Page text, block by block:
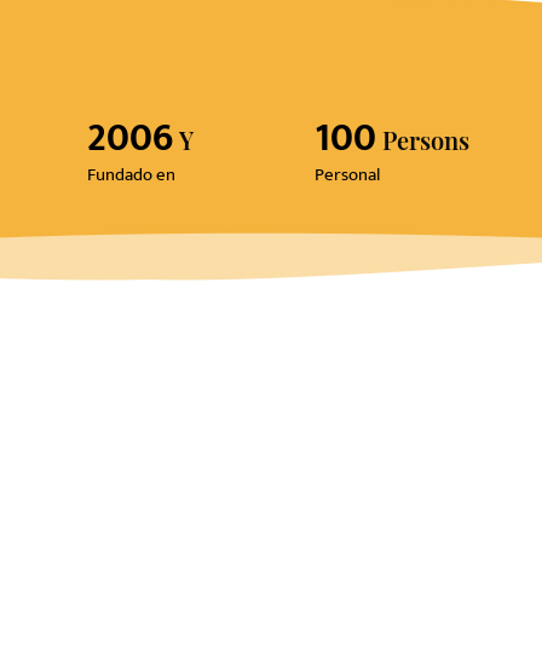
2006Y
Fundado en
100 Persons
Personal